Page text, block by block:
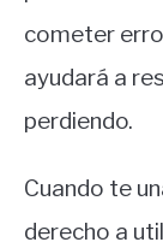
cometer
ayudará a
perdiendo.
Cuando te
derecho a